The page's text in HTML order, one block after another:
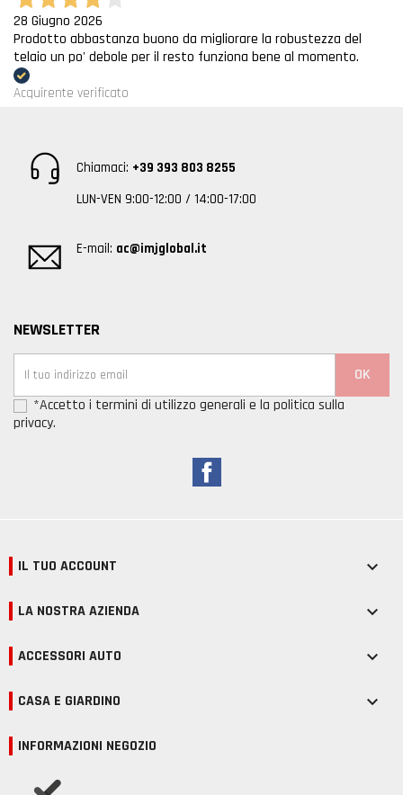
28 Giugno 2026
Prodotto abbastanza buono da migliorare la robustezza del
telaio un po' debole per il resto funziona bene al momento.
Acquirente verificato
Chiamaci: +39 393 803 8255
LUN-VEN 9:00-12:00 / 14:00-17:00
E-mail: ac@imjglobal.it
NEWSLETTER
*Accetto i termini di utilizzo generali e la politica sulla
privacy.
IL TUO ACCOUNT 
LA NOSTRA AZIENDA 
ACCESSORI AUTO 
CASA E GIARDINO 
INFORMAZIONI NEGOZIO